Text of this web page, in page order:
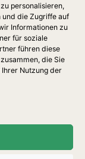
personalisieren,
und die Zugriffe auf
Informationen zu
für soziale
führen diese
die Sie
Nutzung der